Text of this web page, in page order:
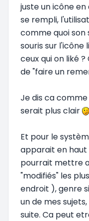
juste un icône
se rempli,
comme quoi son
souris sur l'icône
ceux qui on liké
de "faire un
Je dis ca
serait plus clair
Et pour le
apparait en haut
pourrait mettre
"modifiés" les
endroit ), genre
un de mes
suite. Ca peut